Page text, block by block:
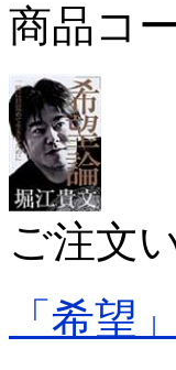
商品コ
ご注文
「希望